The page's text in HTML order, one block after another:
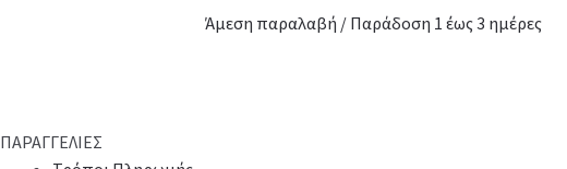
Άμεση παραλαβή / Παράδοση 1 έως 3 ημέρες
ΠΑΡΑΓΓΕΛΙΕΣ